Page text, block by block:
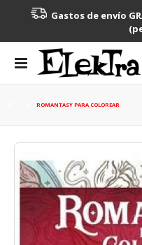
Gastos de envío
Toggle
Nav
ROMANTASY PARA COLOREAR
Saltar
al
final
de
galería